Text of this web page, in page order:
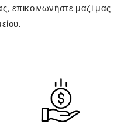
επικοινωνήστε μαζί μας